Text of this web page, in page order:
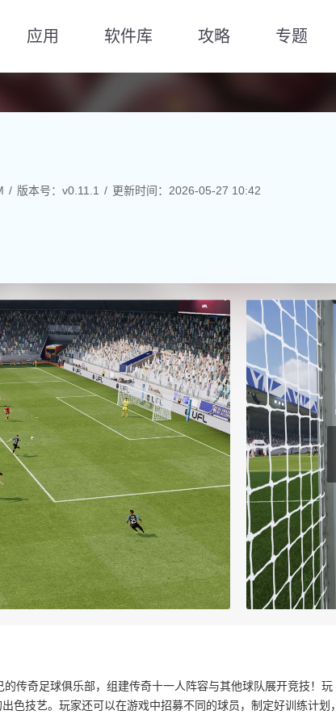
应用 软件库 攻略 专题
版本号：v0.11.1 更新时间：2026-05-27 10:42
传奇足球俱乐部，组建传奇十一人阵容与其他球队展开竞技！玩
色技艺。玩家还可以在游戏中招募不同的球员，制定好训练计划，